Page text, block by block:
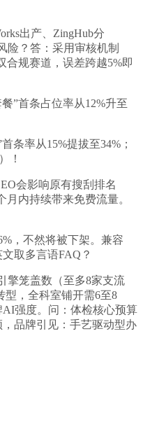
出产、ZingHub分
险？答：采用审核机制
合规赛道，误差跨越5%即
”首条占位率从12%升至
率从15%提拔至34%；
！
会影响原有搜刮排名
内持续带来免费流量。
，不然将被下架。兼容
取多言语FAQ？
擎笼盖数（至多8家支流
型，全科室铺开需6至8
强度。问：体检核心预算
品牌引见：手艺驱动型办